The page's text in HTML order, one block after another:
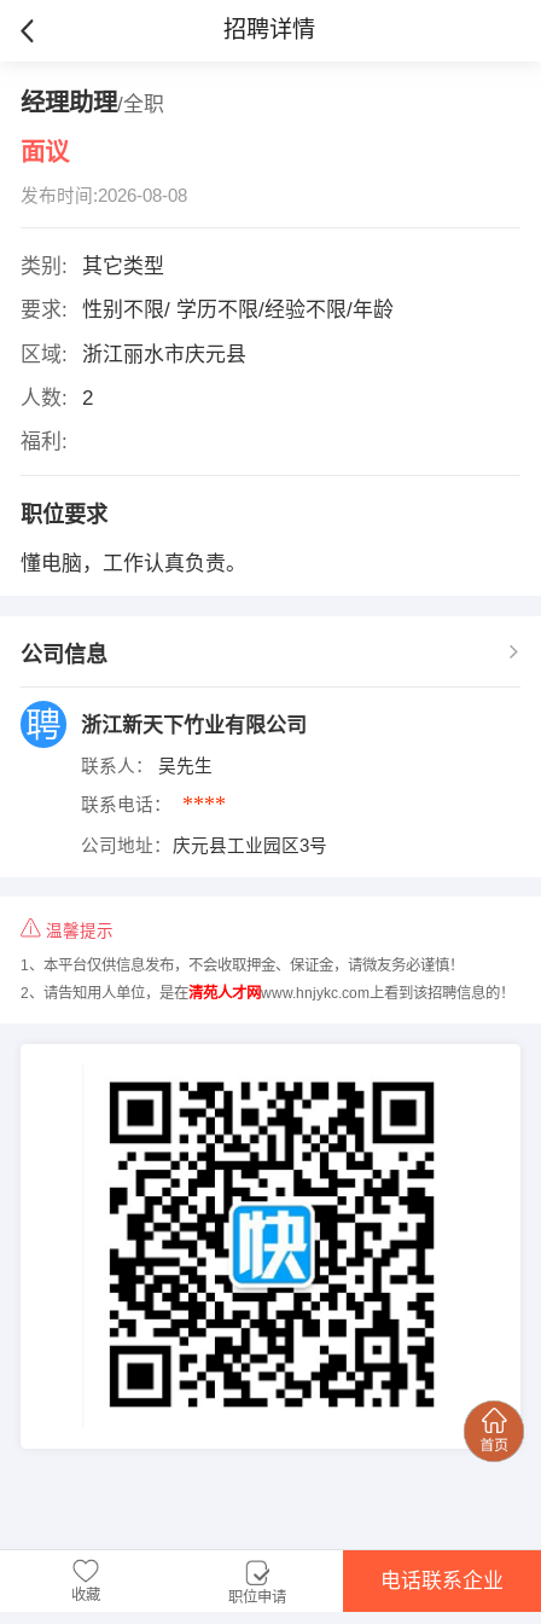
招聘详情
经理助理/全职
面议
发布时间:2026-08-08
类别:
其它类型
要求:
性别不限/ 学历不限/经验不限/年龄
区域:
浙江丽水市庆元县
人数:
2
福利:
职位要求
懂电脑，工作认真负责。
公司信息
浙江新天下竹业有限公司
联系人： 吴先生
联系电话： ****
公司地址： 庆元县工业园区3号
温馨提示
1、本平台仅供信息发布，不会收取押金、保证金，请微友务必谨慎！
2、请告知用人单位，是在清苑人才网www.hnjykc.com上看到该招聘信息的！
收藏 职位申请
电话联系企业